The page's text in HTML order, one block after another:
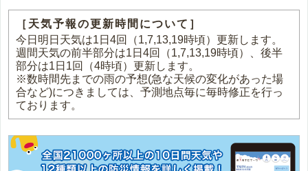
［天気予報の更新時間について］
今日明日天気は1日4回（1,7,13,19時頃）更新します。
週間天気の前半部分は1日4回（1,7,13,19時頃）、後半
部分は1日1回（4時頃）更新します。
※数時間先までの雨の予想(急な天候の変化があった場
合など)につきましては、予測地点毎に毎時修正を行っ
ております。